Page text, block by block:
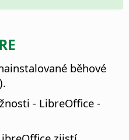
běhové
- LibreOffice -